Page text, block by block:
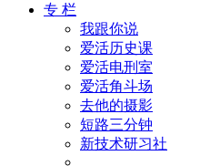
专 栏
我跟你说
爱活历史课
爱活电刑室
爱活角斗场
去他的摄影
短路三分钟
新技术研习社